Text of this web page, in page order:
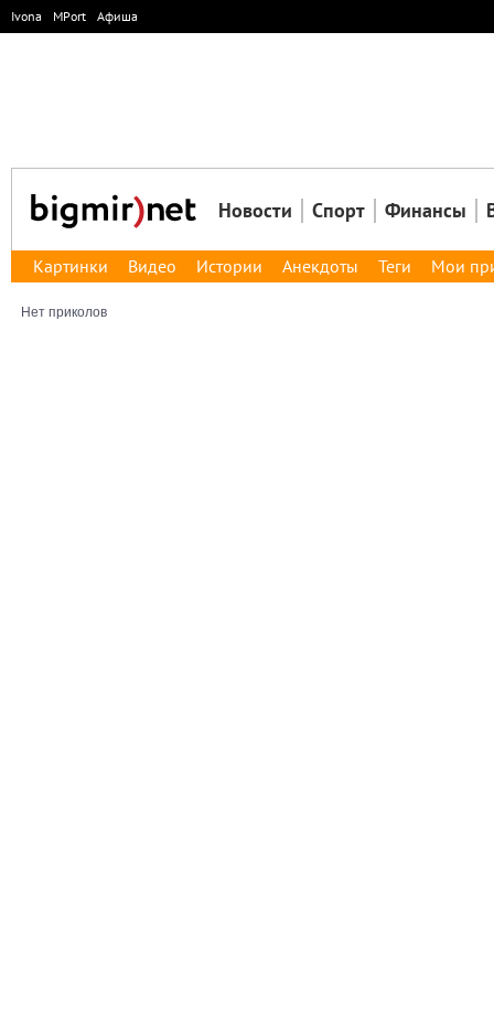
Ivona MPort Афиша
Новости Спорт Финансы
Картинки Видео Истории Анекдоты Теги Мои
Нет приколов